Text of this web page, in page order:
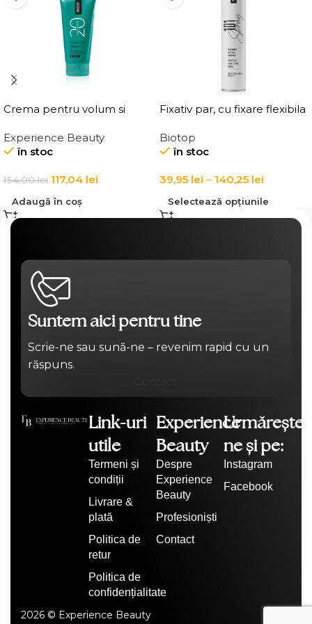
Crema pentru volum si
Elgon 20 Volumizing
Thickening Cream
Experience Beauty
în stoc
154,00lei 117,04 lei
Adaugă în coș
Fixativ par, cu fixare flexibila
Hairspray
Biotop
în stoc
39,95 lei – 140,25 lei
Selectează opțiunile
Suntem aici pentru tine
Scrie-ne sau sună-ne – revenim rapid cu un
răspuns.
Link-uri
utile
Termeni și
condiții
Livrare &
plată
Politica de
retur
Politica de
confidențialitate
Experience
Beauty
Despre
Experience
Beauty
Profesioniști
Contact
Urmărește-
ne și pe:
Instagram
Facebook
2026 © Experience Beauty